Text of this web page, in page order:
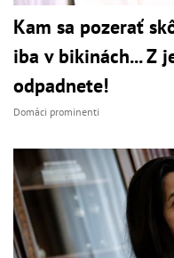
Kam sa pozerať
iba v bikinách... Z
odpadnete!
Domáci prominenti